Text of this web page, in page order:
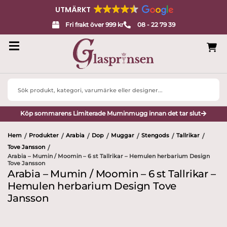
UTMÄRKT
Fri frakt över 999 kr 08 - 22 79 39
Search
Köp sommarens Limiterade Muminmugg innan det tar slut
Hem / Produkter / Arabia / Dop / Muggar / Stengods / Tallrikar /
Tove Jansson /
Arabia – Mumin / Moomin – 6 st Tallrikar – Hemulen herbarium Design
Tove Jansson
Arabia – Mumin / Moomin – 6 st Tallrikar –
Hemulen herbarium Design Tove
Jansson